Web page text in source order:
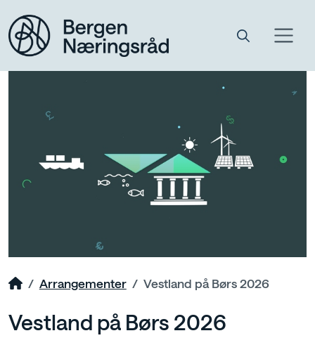
Arrangementer Vestland på Børs 2026
Vestland på Børs 2026